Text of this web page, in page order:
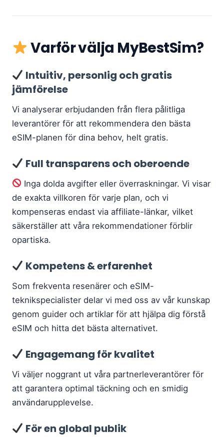
Varför välja MyBestSim?
Intuitiv, personlig och gratis
jämförelse
Vi analyserar erbjudanden från flera pålitliga
leverantörer för att rekommendera den bästa
eSIM-planen för dina behov, helt gratis.
Full transparens och oberoende
Inga dolda avgifter eller överraskningar. Vi visar
de exakta villkoren för varje plan, och vi
kompenseras endast via affiliate-länkar, vilket
säkerställer att våra rekommendationer förblir
opartiska.
Kompetens & erfarenhet
Som frekventa resenärer och eSIM-
teknikspecialister delar vi med oss ​​av vår kunskap
genom guider och artiklar för att hjälpa dig förstå
eSIM och hitta det bästa alternativet.
Engagemang för kvalitet
Vi väljer noggrant ut våra partnerleverantörer för
att garantera optimal täckning och en smidig
användarupplevelse.
För en global publik